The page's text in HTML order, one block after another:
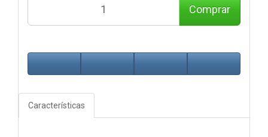
Comprar
Características